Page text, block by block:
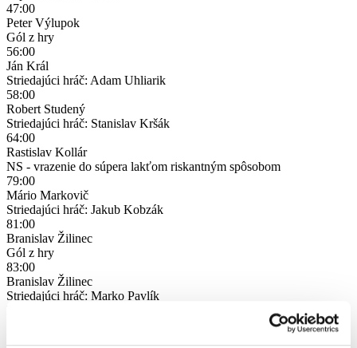
47:00
Peter Výlupok
Gól z hry
56:00
Ján Král
Striedajúci hráč: Adam Uhliarik
58:00
Robert Studený
Striedajúci hráč: Stanislav Kršák
64:00
Rastislav Kollár
NS - vrazenie do súpera lakťom riskantným spôsobom
79:00
Mário Markovič
Striedajúci hráč: Jakub Kobzák
81:00
Branislav Žilinec
Gól z hry
83:00
Branislav Žilinec
Striedajúci hráč: Marko Pavlík